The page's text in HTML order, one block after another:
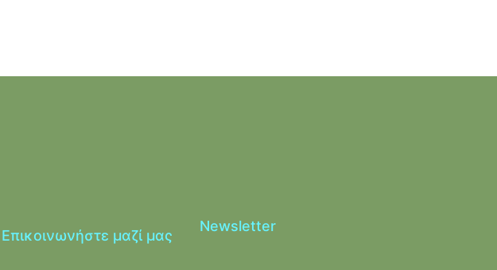
Επικοινωνήστε μαζί μας
Newsletter